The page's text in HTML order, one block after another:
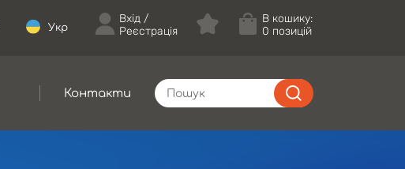
Укр
Вхід
Реєстрація
В кошику:
0 позицій
Контакти